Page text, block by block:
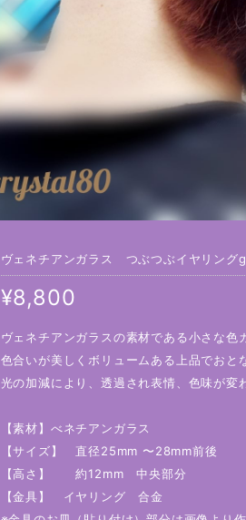
ヴェネチアンガラス つぶつぶイヤリン
¥8,800
ヴェネチアンガラスの素材である小さな
色合いが美しくボリュームある上品でおと
光の加減により、透過され表情、色味が変
【素材】べネチアンガラス
【サイズ】 直径25mm 〜28mm前後
【高さ】 約12mm 中央部分
【金具】 イヤリング 合金